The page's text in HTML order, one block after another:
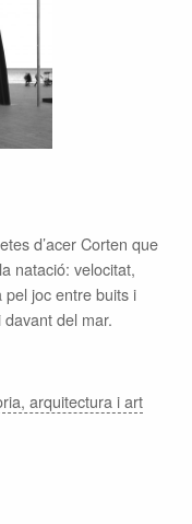
d’acer Corten que
natació: velocitat,
pel joc entre buits i
del mar.
arquitectura i art